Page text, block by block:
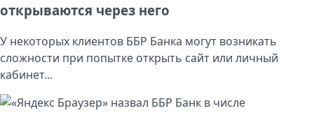
открываются через него
У некоторых клиентов ББР Банка могут возникать
сложности при попытке открыть сайт или личный
кабинет...